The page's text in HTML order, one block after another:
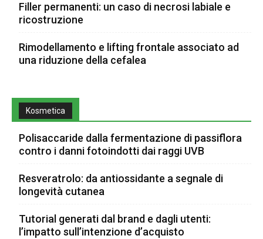
Filler permanenti: un caso di necrosi labiale e
ricostruzione
Rimodellamento e lifting frontale associato ad
una riduzione della cefalea
Kosmetica
Polisaccaride dalla fermentazione di passiflora
contro i danni fotoindotti dai raggi UVB
Resveratrolo: da antiossidante a segnale di
longevità cutanea
Tutorial generati dal brand e dagli utenti:
l’impatto sull’intenzione d’acquisto